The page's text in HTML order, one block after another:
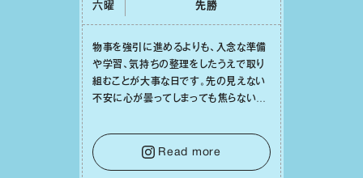
六曜 先勝
物事を強引に進めるよりも、⼊念な準備
や学習、気持ちの整理をしたうえで取り
組むことが⼤事な⽇です。先の⾒えない
不安に⼼が曇ってしまっても焦らない
⾝や疲れていそうな⼈をいたわることに
時間を使いましょう。ここでしっかりとエ
ネルギーを蓄え、困難を乗り越える⼒に
Read more